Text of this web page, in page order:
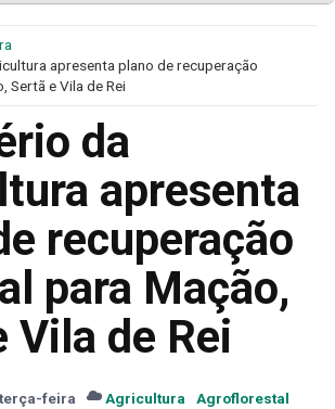
apresenta plano de recuperação
Sertã e Vila de Rei
da
apresenta
recuperação
para Mação,
Vila de Rei
feira Agricultura Agroflorestal